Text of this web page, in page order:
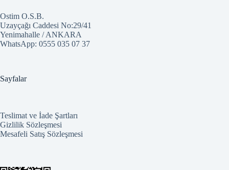
Ostim O.S.B.
Uzayçağı Caddesi No:29/41
Yenimahalle / ANKARA
WhatsApp: 0555 035 07 37
Sayfalar
Teslimat ve İade Şartları
Gizlilik Sözleşmesi
Mesafeli Satış Sözleşmesi